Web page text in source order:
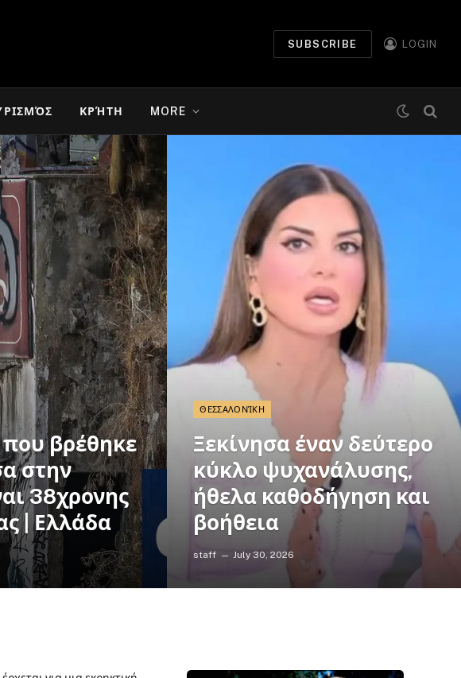
SUBSCRIBE LOGIN
ΚΡΉΤΗ MORE
βρέθηκε
στην
38χρονης
| Ελλάδα
ΘΕΣΣΑΛΟΝΊΚΗ
Ξεκίνησα έναν δεύτερο
κύκλο ψυχανάλυσης,
ήθελα καθοδήγηση και
βοήθεια
staff July 30, 2026